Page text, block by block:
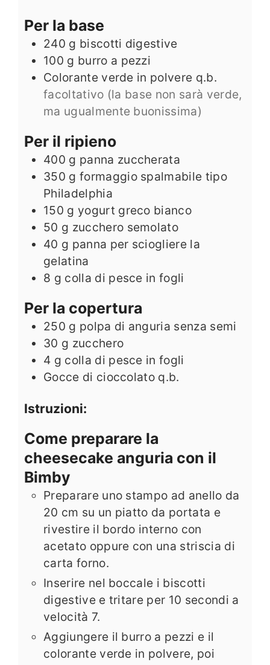
Per la base
240 g biscotti digestive
100 g burro a pezzi
Colorante verde in polvere q.b.
facoltativo (la base non sarà verde,
ma ugualmente buonissima)
Per il ripieno
400 g panna zuccherata
350 g formaggio spalmabile tipo
Philadelphia
150 g yogurt greco bianco
50 g zucchero semolato
40 g panna per sciogliere la
gelatina
8 g colla di pesce in fogli
Per la copertura
250 g polpa di anguria senza semi
30 g zucchero
4 g colla di pesce in fogli
Gocce di cioccolato q.b.
Istruzioni:
Come preparare la
cheesecake anguria con il
Bimby
Preparare uno stampo ad anello da
20 cm su un piatto da portata e
rivestire il bordo interno con
acetato oppure con una striscia di
carta forno.
Inserire nel boccale i biscotti
digestive e tritare per 10 secondi a
velocità 7.
Aggiungere il burro a pezzi e il
colorante verde in polvere, poi